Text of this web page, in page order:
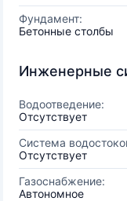
Фундамент:
Бетонные столбы
Инженерные
Водоотведение:
Отсутствует
Система
Отсутствует
Газоснабжение:
Автономное